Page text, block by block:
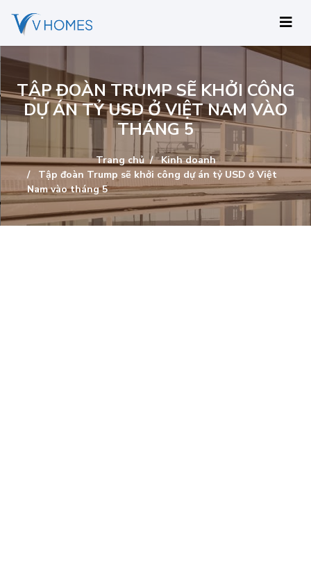
TẬP ĐOÀN TRUMP SẼ KHỞI CÔNG
DỰ ÁN TỶ USD Ở VIỆT NAM VÀO
THÁNG 5
Trang chủ
Kinh doanh
Tập đoàn Trump sẽ khởi công dự án tỷ USD ở Việt
Nam vào tháng 5